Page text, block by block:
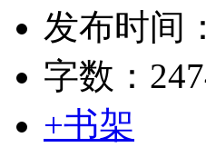
发布时间
字数：
+书架